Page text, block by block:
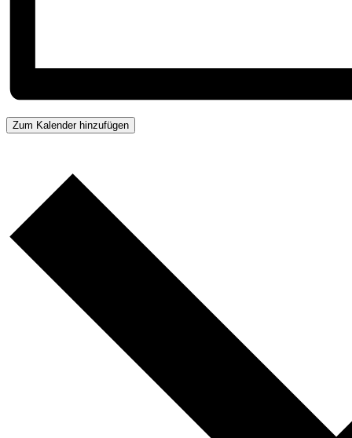
Zum Kalender hinzufügen